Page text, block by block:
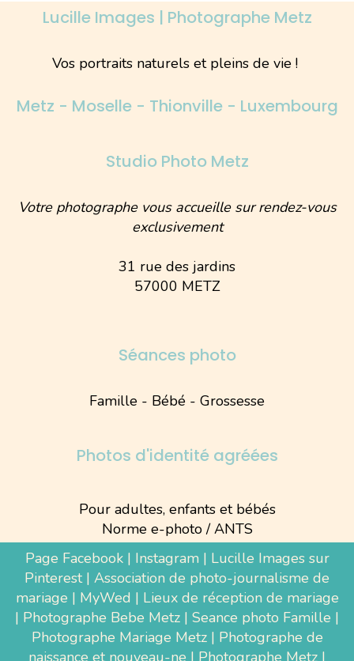
Lucille Images | Photographe Metz
Vos portraits naturels et pleins de vie !
Metz - Moselle - Thionville - Luxembourg
Studio Photo Metz
Votre photographe vous accueille sur rendez-vous
exclusivement
31 rue des jardins
57000 METZ
Séances photo
Famille - Bébé - Grossesse
Photos d'identité agréées
Pour adultes, enfants et bébés
Norme e-photo / ANTS
Page Facebook| Instagram| Lucille Images sur
Pinterest| Association de photo-journalisme de
mariage | MyWed | Lieux de réception de mariage
| Photographe Bebe Metz | Seance photo Famille |
Photographe Mariage Metz| Photographe de
naissance et nouveau-ne | Photographe Metz |